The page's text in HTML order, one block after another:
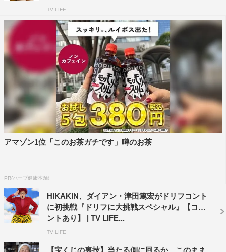
TV LIFE
アマゾン1位「このお茶ガチです」噂のお茶
PR(ハーブ健康本舗)
HIKAKIN、ダイアン・津田篤宏がドリフコント
に初挑戦『ドリフに大挑戦スペシャル』【コメ
ントあり】 | TV LIFE...
TV LIFE
【宝くじの裏技】当たる側に回るか、このまま